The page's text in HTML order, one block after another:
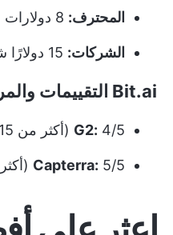
المحترف:
الشركات:
Bit.ai التقييمات والمراجعات
G2: 4/5 (أكثر من 15 تقييم)
Capterra: 5/5 (أكثر من 5 تقييمات)